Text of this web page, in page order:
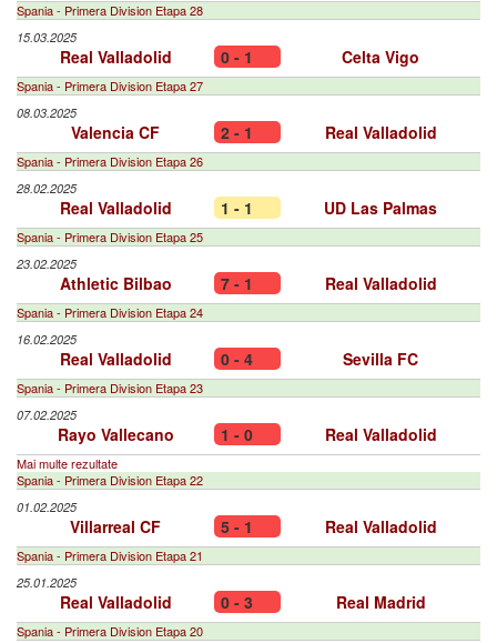
Spania - Primera Division Etapa 28
15.03.2025
Real Valladolid 0 - 1 Celta Vigo
Spania - Primera Division Etapa 27
08.03.2025
Valencia CF 2 - 1 Real Valladolid
Spania - Primera Division Etapa 26
28.02.2025
Real Valladolid 1 - 1 UD Las Palmas
Spania - Primera Division Etapa 25
23.02.2025
Athletic Bilbao 7 - 1 Real Valladolid
Spania - Primera Division Etapa 24
16.02.2025
Real Valladolid 0 - 4 Sevilla FC
Spania - Primera Division Etapa 23
07.02.2025
Rayo Vallecano 1 - 0 Real Valladolid
Mai multe rezultate
Spania - Primera Division Etapa 22
01.02.2025
Villarreal CF 5 - 1 Real Valladolid
Spania - Primera Division Etapa 21
25.01.2025
Real Valladolid 0 - 3 Real Madrid
Spania - Primera Division Etapa 20